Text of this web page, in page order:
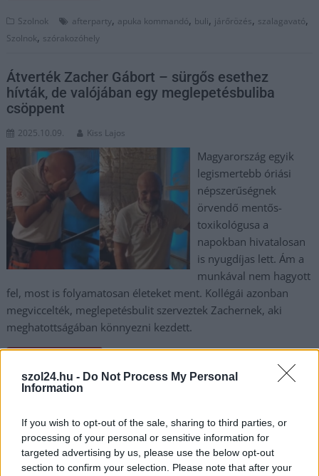
szol24.hu - Do Not Process My Personal
Information
If you wish to opt-out of the sale, sharing to third parties, or
processing of your personal or sensitive information for
targeted advertising by us, please use the below opt-out
section to confirm your selection. Please note that after your
Szolnok afterparty, apuka kommandó, buli, járőrözés, szalagavató,
Szolnok, szórakozóhely
Átverték Zacher Gábort – sürgős esethez
hívták, de valójában egy meglepetésbuliba
csöppent
2025.10.09. Kiss Lajos
Magyarország egyik
legismertebb óriási
népszerűségnek
örvendő mentős-
toxikológusa a
napokban hivatalosan
is nyugdíjas lett. Ám a
munkával nem hagyott
fel, most is folyamatosan életeket ment. Kollégái azonban
megviccelték, meglepetésbulit szerveztek Zachernek, aki
meghatottságában könnyezni kezdett.
Magyarország
Bulizók kedvére: szabadtéri éjszaka, modern
hangzás, közeledik a Nightshift Szolnokon